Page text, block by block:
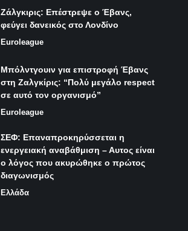
Ζάλγκιρις: Επέστρεψε ο Έβανς,
φεύγει δανεικός στο Λονδίνο
Euroleague
Μπόλντγουιν για επιστροφή Έβανς
στη Ζαλγκίρις: “Πολύ μεγάλο respect
σε αυτό τον οργανισμό”
Euroleague
ΣΕΦ: Επαναπροκηρύσσεται η
ενεργειακή αναβάθμιση – Αυτος είναι
ο λόγος που ακυρώθηκε ο πρώτος
διαγωνισμός
Ελλάδα